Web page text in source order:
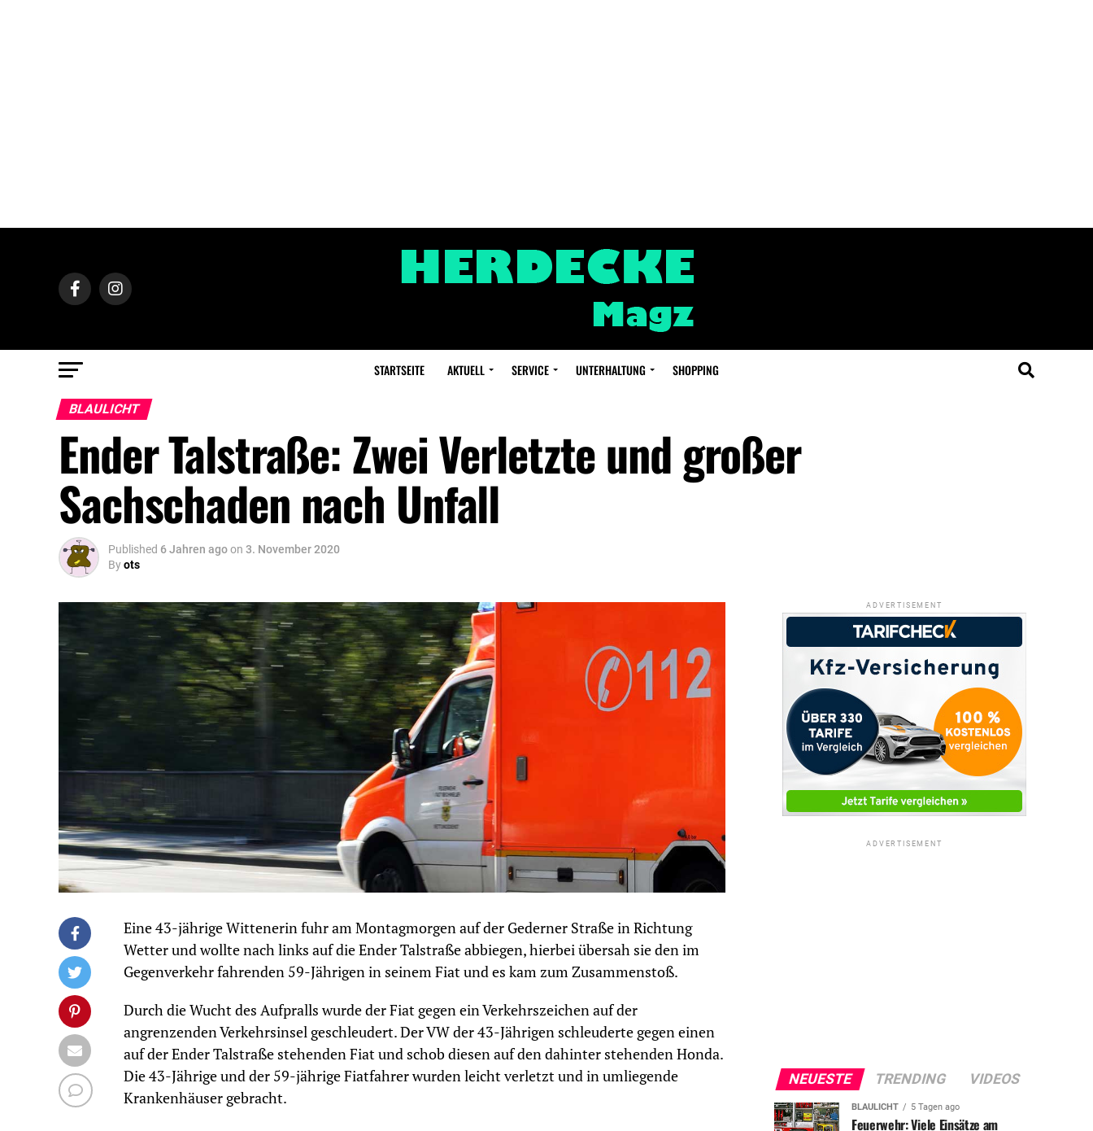
STARTSEITE AKTUELL SERVICE UNTERHALTUNG SHOPPING
BLAULICHT
Ender Talstraße: Zwei Verletzte und großer
Sachschaden nach Unfall
Published 6 Jahren agoon 3. November 2020
Byots
Eine 43-jährige Wittenerin fuhr am Montagmorgen auf der Gederner Straße in Richtung
Wetter und wollte nach links auf die Ender Talstraße abbiegen, hierbei übersah sie den im
Gegenverkehr fahrenden 59-Jährigen in seinem Fiat und es kam zum Zusammenstoß.
Durch die Wucht des Aufpralls wurde der Fiat gegen ein Verkehrszeichen auf der
angrenzenden Verkehrsinsel geschleudert. Der VW der 43-Jährigen schleuderte gegen einen
auf der Ender Talstraße stehenden Fiat und schob diesen auf den dahinter stehenden Honda.
Die 43-Jährige und der 59-jährige Fiatfahrer wurden leicht verletzt und in umliegende
Krankenhäuser gebracht.
ADVERTISEMENT
ADVERTISEMENT
NEUESTE TRENDING VIDEOS
BLAULICHT 5 Tagen ago
Feuerwehr: Viele Einsätze am